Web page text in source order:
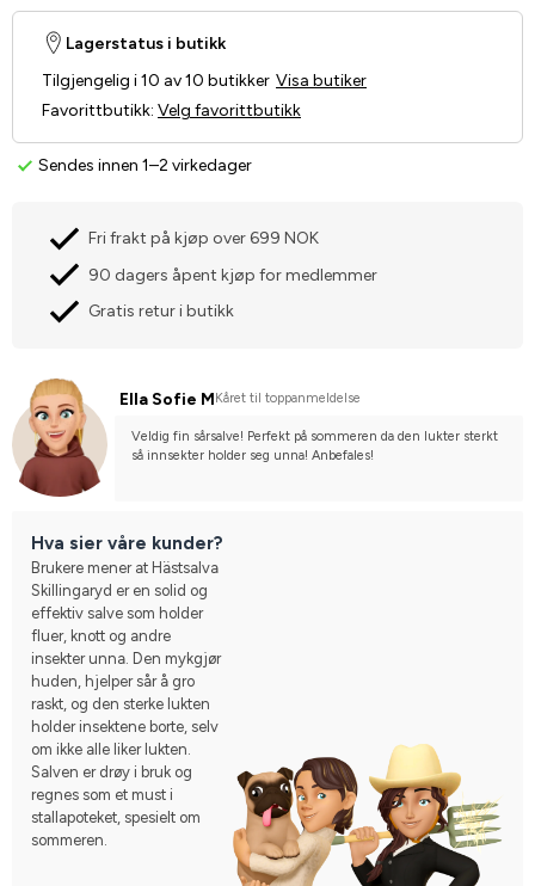
Sendes innen 1–2 virkedager
Lagerstatus i butikk
Tilgjengelig i 10 av 10 butikker Visa butiker
Favorittbutikk: Velg favorittbutikk
Fri frakt på kjøp over 699 NOK
90 dagers åpent kjøp for medlemmer
Gratis retur i butikk
Ella Sofie M Kåret til toppanmeldelse
Veldig fin sårsalve! Perfekt på sommeren da den lukter sterkt
så innsekter holder seg unna! Anbefales!
Hva sier våre kunder?
Brukere mener at Hästsalva
Skillingaryd er en solid og
effektiv salve som holder
fluer, knott og andre
insekter unna. Den mykgjør
huden, hjelper sår å gro
raskt, og den sterke lukten
holder insektene borte, selv
om ikke alle liker lukten.
Salven er drøy i bruk og
regnes som et must i
stallapoteket, spesielt om
sommeren.